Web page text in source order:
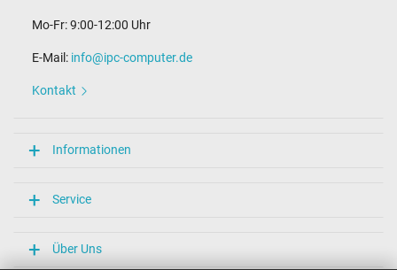
Mo-Fr: 9:00-12:00 Uhr
E-Mail: info@ipc-computer.de
Kontakt
Informationen
Service
Über Uns